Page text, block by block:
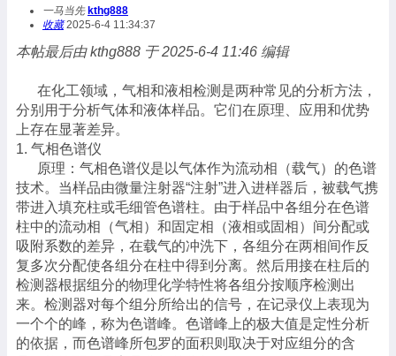
一马当先 kthg888
收藏2025-6-4 11:34:37
本帖最后由 kthg888 于 2025-6-4 11:46 编辑
在化工领域，气相和液相检测是两种常见的分析方法，
分别用于分析气体和液体样品。它们在原理、应用和优势
上存在显著差异。
1. 气相色谱仪
原理：气相色谱仪是以气体作为流动相（载气）的色谱
技术。当样品由微量注射器“注射”进入进样器后，被载气携
带进入填充柱或毛细管色谱柱。由于样品中各组分在色谱
柱中的流动相（气相）和固定相（液相或固相）间分配或
吸附系数的差异，在载气的冲洗下，各组分在两相间作反
复多次分配使各组分在柱中得到分离。然后用接在柱后的
检测器根据组分的物理化学特性将各组分按顺序检测出
来。检测器对每个组分所给出的信号，在记录仪上表现为
一个个的峰，称为色谱峰。色谱峰上的极大值是定性分析
的依据，而色谱峰所包罗的面积则取决于对应组分的含